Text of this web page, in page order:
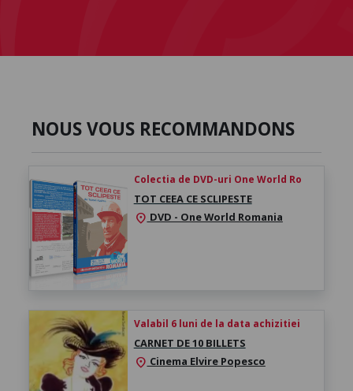
NOUS VOUS RECOMMANDONS
Colectia de DVD-uri One World Ro
TOT CEEA CE SCLIPESTE
location_on DVD - One World Romania
Valabil 6 luni de la data achizitiei
CARNET DE 10 BILLETS
location_on Cinema Elvire Popesco